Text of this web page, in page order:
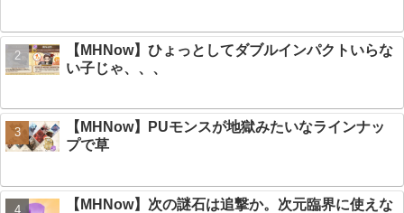
【MHNow】ひょっとしてダブルインパクトいらな
い子じゃ、、、
【MHNow】PUモンスが地獄みたいなラインナッ
プで草
【MHNow】次の謎石は追撃か。次元臨界に使えな